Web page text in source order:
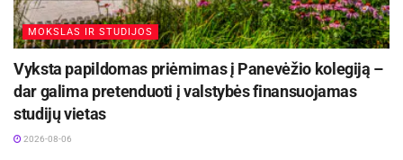
iniciatyvas.
Aktualios naujienos
MOKSLAS IR STUDIJOS
Vyksta papildomas priėmimas į Panevėžio kolegiją –
dar galima pretenduoti į valstybės finansuojamas
studijų vietas
2026-08-06